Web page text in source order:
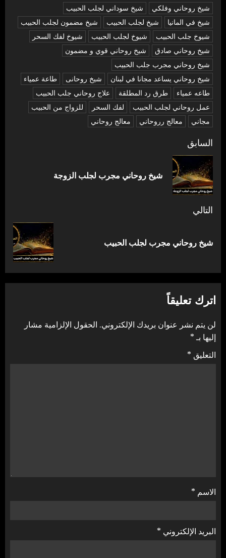
شيخ روحاني وفلكي
شيخ سوداني لجلب الحبيب
شيخ في المانيا
شيخ لجلب الحبيب
شيخ مضمون لجلب الحبيب
شيوخ جلب الحبيب
شيوخ لجلب الحبيب
شيوخ لفك السحر
شیخ روحاني صادق
شیخ روحاني قوي و مضمون
شیخ روحاني مجرب جلب الحبيب
شیخ روحاني يساعد مجانا في لبنان
شیخ روحانی
طاعة عمياء
طاعه عمياء
طرق رد المطلقة
علاج روحاني جلب الحبيب
عمل روحاني لجلب الحبيب
لفك السحر
للزواج من الحبيب
مجاني
معالج رروحاني معالج روحاني
تصفّح
المقالات
السابق
شيخ روحاني مجرب لجلب الزوجة
التالي
المقالة
شيخ روحاني مجرب لجلب الحبيب
اترك تعليقاً
لن يتم نشر عنوان بريدك الإلكتروني. الحقول الإلزامية مشار
إليها بـ*
التعليق *
الاسم *
البريد الإلكتروني *